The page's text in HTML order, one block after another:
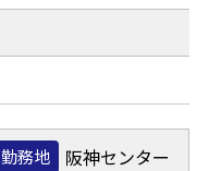
勤務地 阪神センター